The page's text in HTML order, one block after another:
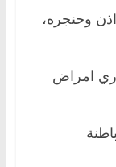
وحنجره،
امراض